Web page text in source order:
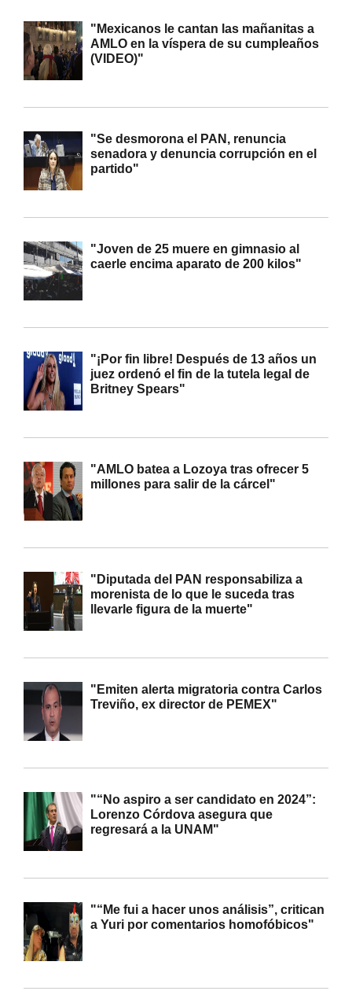
"Mexicanos le cantan las mañanitas a
AMLO en la víspera de su cumpleaños
(VIDEO)"
"Se desmorona el PAN, renuncia
senadora y denuncia corrupción en el
partido"
"Joven de 25 muere en gimnasio al
caerle encima aparato de 200 kilos"
"¡Por fin libre! Después de 13 años un
juez ordenó el fin de la tutela legal de
Britney Spears"
"AMLO batea a Lozoya tras ofrecer 5
millones para salir de la cárcel"
"Diputada del PAN responsabiliza a
morenista de lo que le suceda tras
llevarle figura de la muerte"
"Emiten alerta migratoria contra Carlos
Treviño, ex director de PEMEX"
"“No aspiro a ser candidato en 2024”:
Lorenzo Córdova asegura que
regresará a la UNAM"
"“Me fui a hacer unos análisis”, critican
a Yuri por comentarios homofóbicos"